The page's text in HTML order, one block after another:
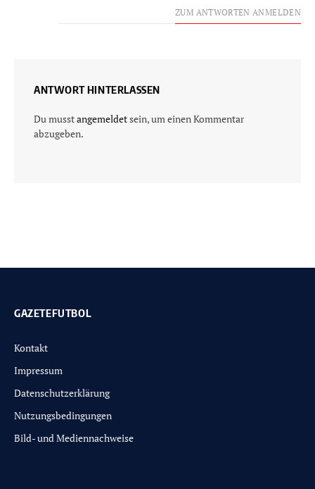
ZUM ANTWORTEN ANMELDEN
ANTWORT HINTERLASSEN
Du musstangemeldetsein, um einen Kommentar
abzugeben.
GAZETEFUTBOL
Kontakt
Impressum
Datenschutzerklärung
Nutzungsbedingungen
Bild- und Mediennachweise